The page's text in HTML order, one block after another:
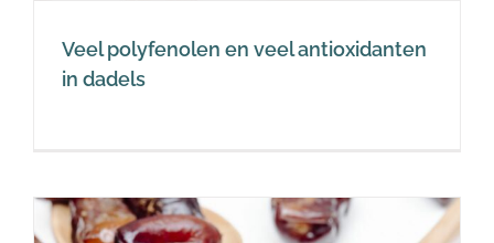
Veel polyfenolen en veel antioxidanten
in dadels